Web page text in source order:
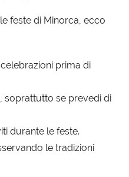
feste di Minorca, ecco
prima di
soprattutto se prevedi di
durante le feste.
le tradizioni